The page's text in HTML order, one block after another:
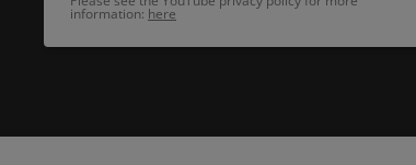
information: here